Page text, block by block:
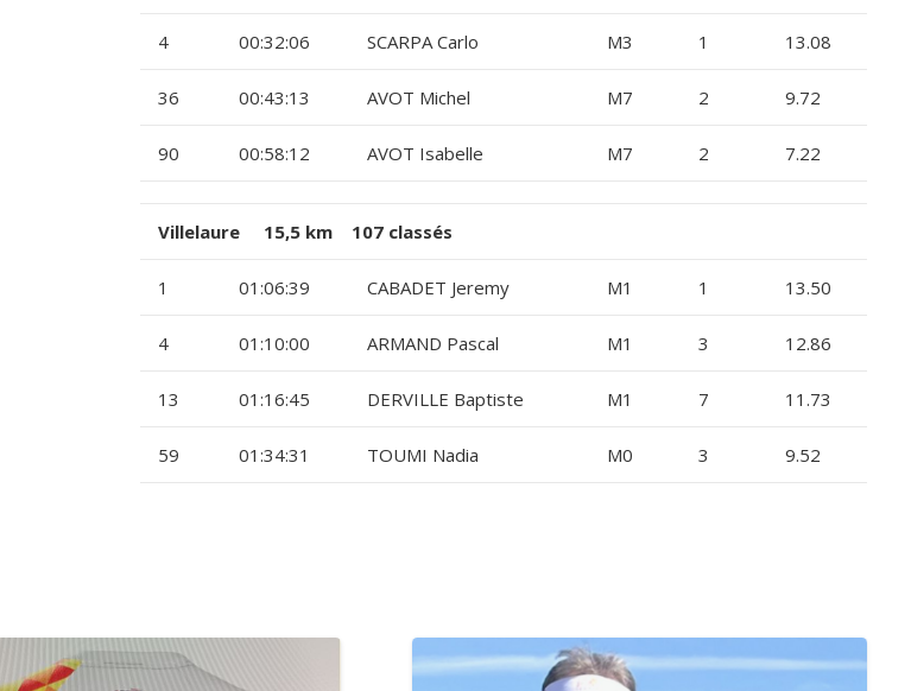
4 00:32:06 SCARPA Carlo M3 1 13.08
36 00:43:13 AVOT Michel M7 2 9.72
90 00:58:12 AVOT Isabelle M7 2 7.22
Villelaure 15,5 km 107 classés
1 01:06:39 CABADET Jeremy M1 1 13.50
4 01:10:00 ARMAND Pascal M1 3 12.86
13 01:16:45 DERVILLE Baptiste M1 7 11.73
59 01:34:31 TOUMI Nadia M0 3 9.52